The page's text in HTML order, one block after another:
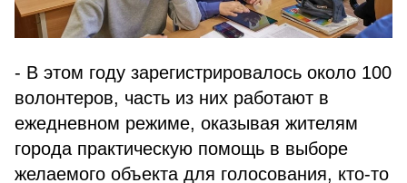
- В этом году зарегистрировалось около 100
волонтеров, часть из них работают в
ежедневном режиме, оказывая жителям
города практическую помощь в выборе
желаемого объекта для голосования, кто-то